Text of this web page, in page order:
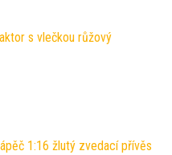
s vlečkou růžový
1:16 žlutý zvedací přívěs